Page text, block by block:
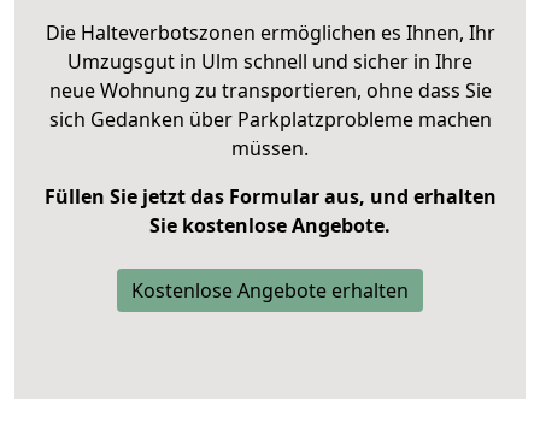
Die Halteverbotszonen ermöglichen es Ihnen, Ihr
Umzugsgut in Ulm schnell und sicher in Ihre
neue Wohnung zu transportieren, ohne dass Sie
sich Gedanken über Parkplatzprobleme machen
müssen.
Füllen Sie jetzt das Formular aus, und erhalten
Sie kostenlose Angebote.
Kostenlose Angebote erhalten